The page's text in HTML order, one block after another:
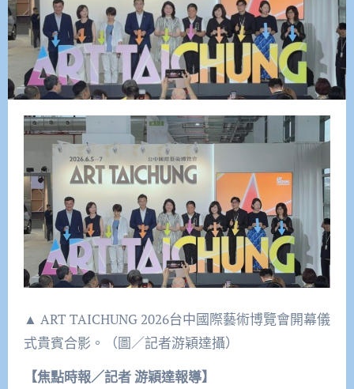
▲ ART TAICHUNG 2026台中國際藝術博覽會開幕儀
式貴賓合影。（圖／記者游穎達攝）
【焦點時報／記者游穎達報導】